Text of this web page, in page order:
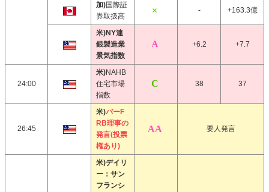
加)国際証
券取扱高
- +163.3億
米)NY連
銀製造業
景気指数
+6.2 +7.7
24:00
米)NAHB
住宅市場
指数
38 37
26:45
米)バーF
RB理事の
発言(投票
権あり)
要人発言
米)デイリ
ー：サン
フランシ